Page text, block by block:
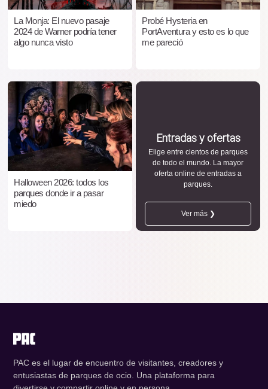
La Monja: El nuevo pasaje
2024 de Warner podría tener
algo nunca visto
Probé Hysteria en
PortAventura y esto es lo que
me pareció
Halloween 2026: todos los
parques donde ir a pasar
miedo
Entradas y ofertas
Elige entre cientos de parques
de todo el mundo. La mayor
oferta online de entradas a
parques.
Ver más ❯
PAC es el lugar de encuentro de visitantes, creadores y
entusiastas de parques de ocio. Una plataforma para